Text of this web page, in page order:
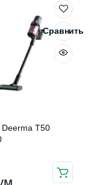
Сравнить
T50